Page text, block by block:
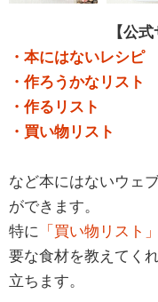
【公
・本にはないレシピ
・作ろうかなリスト
・作るリスト
・買い物リスト
など本にはないウェ
ができます。
特に 「買い物リスト」
要な食材を教えてく
立ちます。